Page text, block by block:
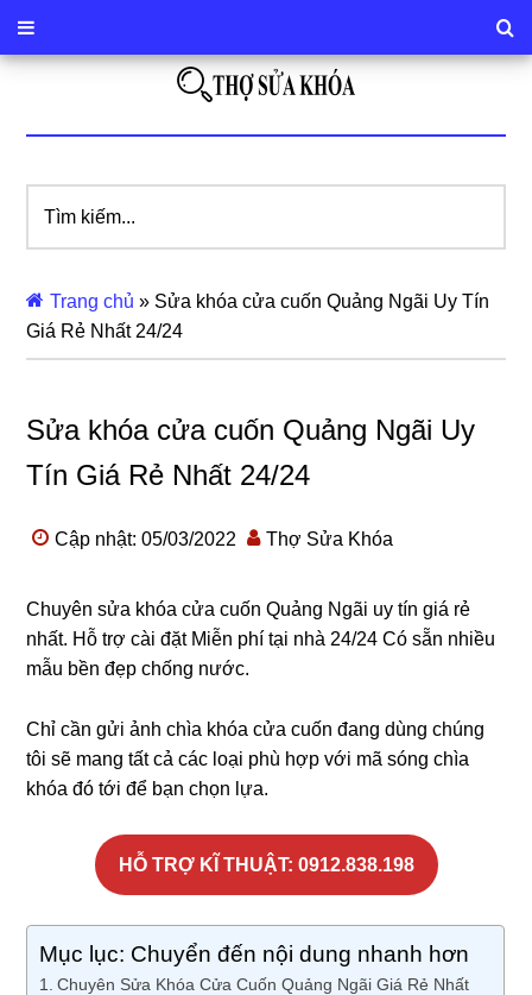
kiếm...
Trang chủ » Sửa khóa cửa cuốn Quảng Ngãi Uy Tín
Giá Rẻ Nhất 24/24
Sửa khóa cửa cuốn Quảng Ngãi Uy
Tín Giá Rẻ Nhất 24/24
Cập nhật: 05/03/2022 Thợ Sửa Khóa
Chuyên sửa khóa cửa cuốn Quảng Ngãi uy tín giá rẻ
nhất. Hỗ trợ cài đặt Miễn phí tại nhà 24/24 Có sẵn nhiều
mẫu bền đẹp chống nước.
Chỉ cần gửi ảnh chìa khóa cửa cuốn đang dùng chúng
tôi sẽ mang tất cả các loại phù hợp với mã sóng chìa
khóa đó tới để bạn chọn lựa.
HỖ TRỢ KĨ THUẬT: 0912.838.198
Mục lục: Chuyển đến nội dung nhanh hơn
Chuyên Sửa Khóa Cửa Cuốn Quảng Ngãi Giá Rẻ Nhất